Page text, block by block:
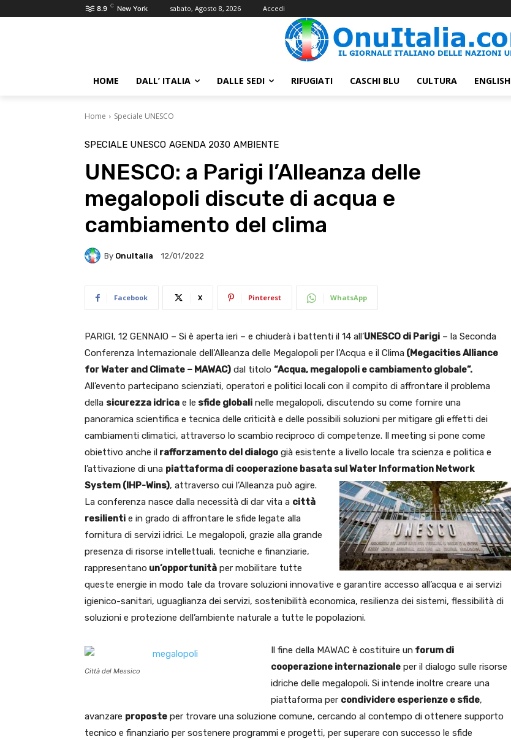
8.9 C New York sabato, Agosto 8, 2026 Accedi
HOME DALL’ ITALIA DALLE SEDI RIFUGIATI CASCHI BLU CULTURA ENGLISH
Home Speciale UNESCO
SPECIALE UNESCO AGENDA 2030 AMBIENTE
UNESCO: a Parigi l’Alleanza delle
megalopoli discute di acqua e
cambiamento del clima
By OnuItalia 12/01/2022
Facebook X Pinterest WhatsApp
PARIGI, 12 GENNAIO – Si è aperta ieri – e chiuderà i battenti il 14 all’UNESCO di Parigi – la Seconda
Conferenza Internazionale dell’Alleanza delle Megalopoli per l’Acqua e il Clima (Megacities Alliance
for Water and Climate – MAWAC) dal titolo “Acqua, megalopoli e cambiamento globale”.
All’evento partecipano scienziati, operatori e politici locali con il compito di affrontare il problema
della sicurezza idrica e le sfide globali nelle megalopoli, discutendo su come fornire una
panoramica scientifica e tecnica delle criticità e delle possibili soluzioni per mitigare gli effetti dei
cambiamenti climatici, attraverso lo scambio reciproco di competenze. Il meeting si pone come
obiettivo anche il rafforzamento del dialogo già esistente a livello locale tra scienza e politica e
l’attivazione di una piattaforma di cooperazione basata sul Water Information Network
System (IHP-Wins), attraverso cui l’Alleanza può agire.
La conferenza nasce dalla necessità di dar vita a città
resilienti e in grado di affrontare le sfide legate alla
fornitura di servizi idrici. Le megalopoli, grazie alla grande
presenza di risorse intellettuali, tecniche e finanziarie,
rappresentano un’opportunità per mobilitare tutte
queste energie in modo tale da trovare soluzioni innovative e garantire accesso all’acqua e ai servizi
igienico-sanitari, uguaglianza dei servizi, sostenibilità economica, resilienza dei sistemi, flessibilità di
soluzioni e protezione dell’ambiente naturale a tutte le popolazioni.
Città del Messico
Il fine della MAWAC è costituire un forum di
cooperazione internazionale per il dialogo sulle risorse
idriche delle megalopoli. Si intende inoltre creare una
piattaforma per condividere esperienze e sfide,
avanzare proposte per trovare una soluzione comune, cercando al contempo di ottenere supporto
tecnico e finanziario per sostenere programmi e progetti, per superare con successo le sfide